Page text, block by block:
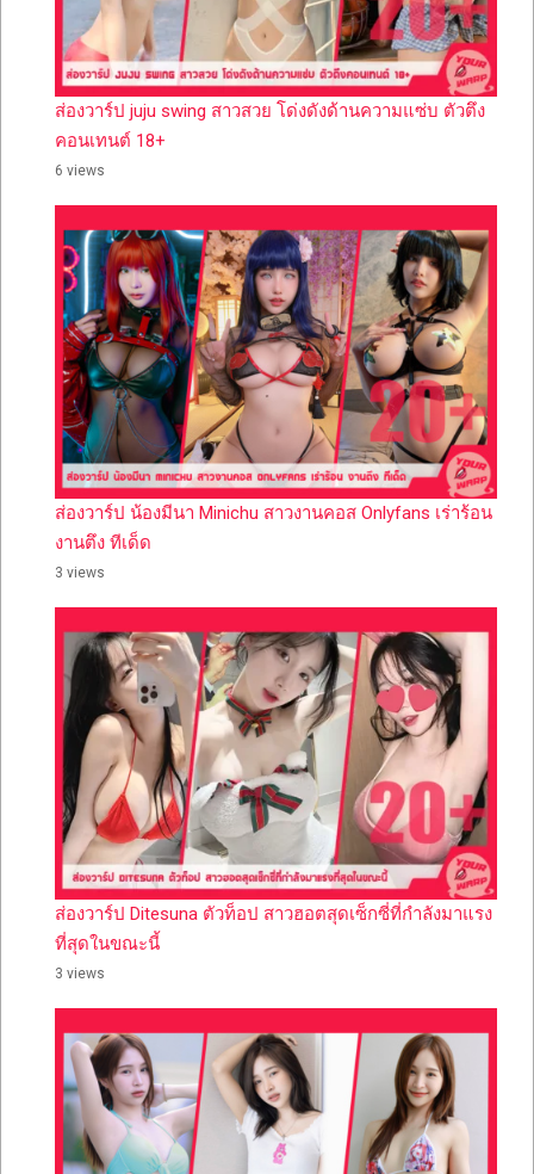
ส่องวาร์ป juju swing สาวสวย โด่งดังด้านความแซ่บ ตัวตึง
คอนเทนต์ 18+
6 views
ส่องวาร์ป น้องมีนา Minichu สาวงานคอส Onlyfans เร่าร้อน
งานตึง ทีเด็ด
3 views
ส่องวาร์ป Ditesuna ตัวท็อป สาวฮอตสุดเซ็กซี่ที่กำลังมาแรง
ที่สุดในขณะนี้
3 views